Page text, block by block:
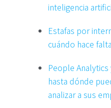
inteligencia
Estafas por
cuándo hace
People
hasta dónde
analizar a sus